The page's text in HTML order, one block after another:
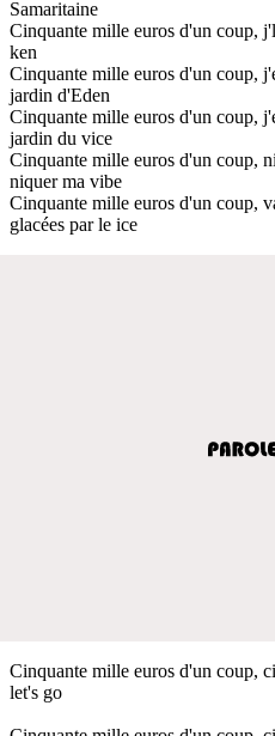
Samaritaine
Cinquante mille euros d'un coup,
ken
Cinquante mille euros d'un coup,
jardin d'Eden
Cinquante mille euros d'un coup,
jardin du vice
Cinquante mille euros d'un coup,
niquer ma vibe
Cinquante mille euros d'un coup,
glacées par le ice
Cinquante mille euros d'un coup,
let's go